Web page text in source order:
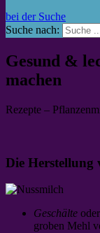
bei der Suche
Suche nach:
Gesund &
machen
Rezepte –
Die Herstellung
Geschälte oder
groben Mehl